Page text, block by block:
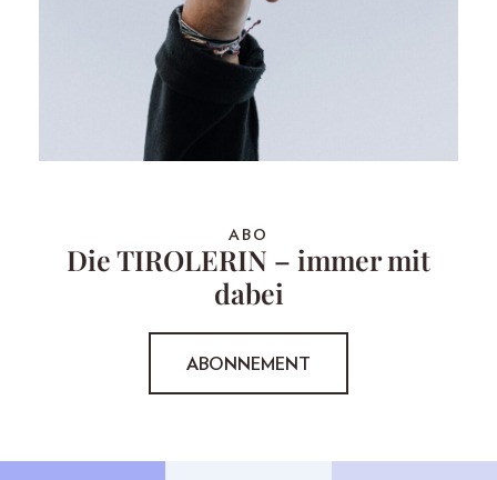
ABO
Die TIROLERIN – immer mit
dabei
ABONNEMENT